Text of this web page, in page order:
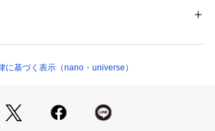
やすいディティール
と程よい肉感、ストレッチの入った生地感
ウォッシャブル素材
イロン150℃ ドライ弱い タンブル乾燥× 吊り干し
（モール）
に基づく表示（nano・universe）